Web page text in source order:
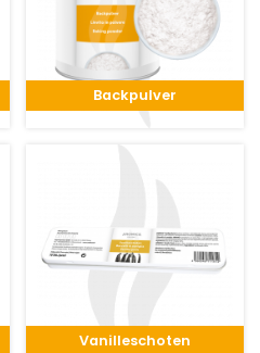
Backpulver
Vanilleschoten